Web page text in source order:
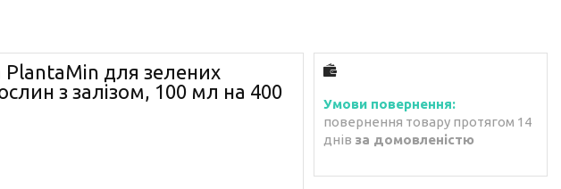
для зелених
з залізом, 100 мл на 400
повернення товару протягом 14
днів за домовленістю